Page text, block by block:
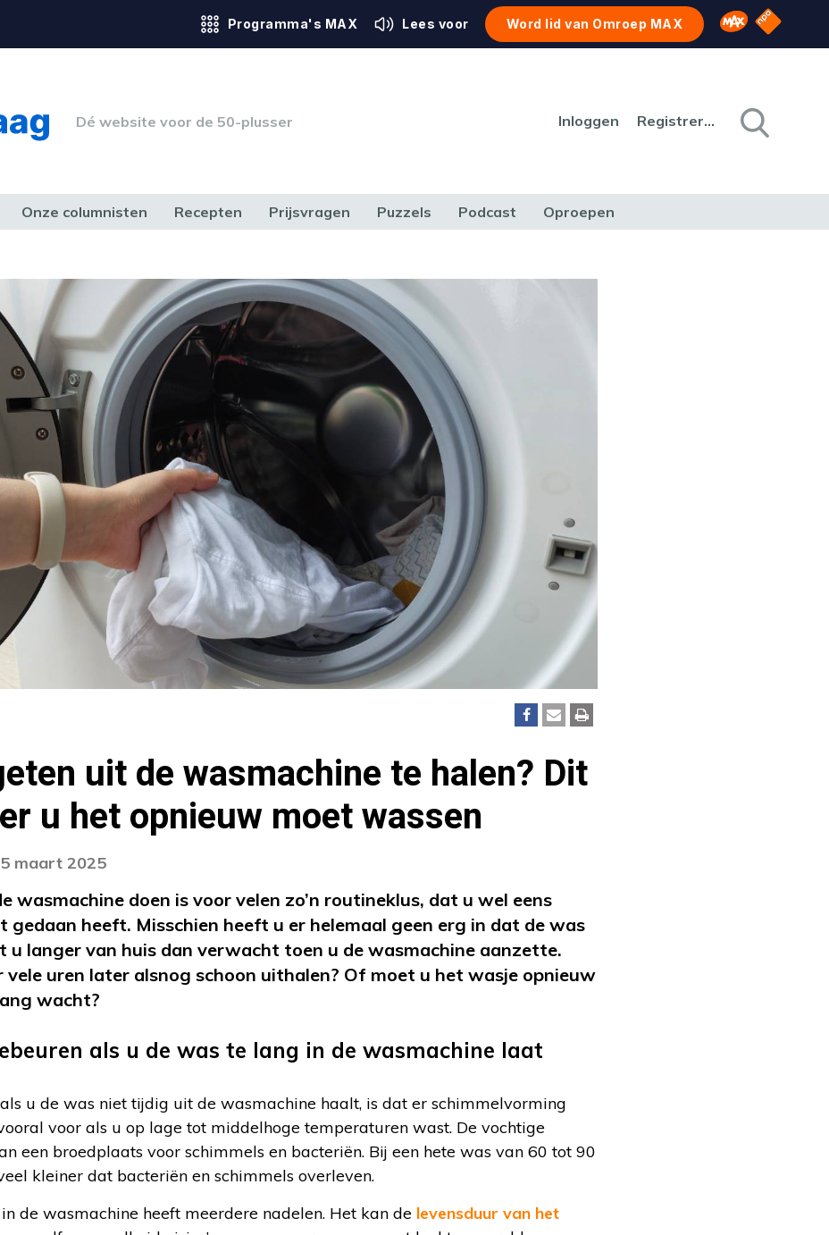
Programma's MAX Lees voor Word lid van Omroep MAX Omroep MAX
NPO
Dé website voor de 50-plusser Inloggen Registreren
Onze columnisten Recepten Prijsvragen Puzzels Podcast Oproepen
uit de wasmachine te halen? Dit
u het opnieuw moet wassen
maart 2025
wasmachine doen is voor velen zo’n routineklus, dat u wel eens
gedaan heeft. Misschien heeft u er helemaal geen erg in dat de was
u langer van huis dan verwacht toen u de wasmachine aanzette.
vele uren later alsnog schoon uithalen? Of moet u het wasje opnieuw
wacht?
als u de was te lang in de wasmachine laat
u de was niet tijdig uit de wasmachine haalt, is dat er schimmelvorming
voor als u op lage tot middelhoge temperaturen wast. De vochtige
een broedplaats voor schimmels en bacteriën. Bij een hete was van 60 tot 90
kleiner dat bacteriën en schimmels overleven.
de wasmachine heeft meerdere nadelen. Het kan de levensduur van het